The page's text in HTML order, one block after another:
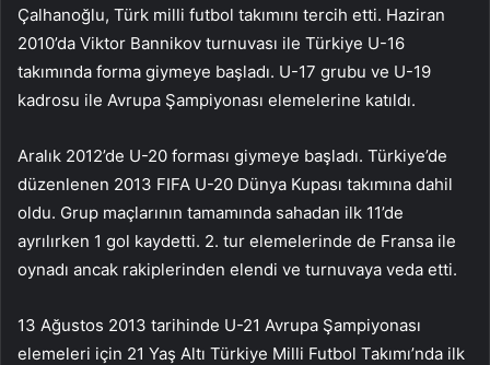
Çalhanoğlu, Türk milli futbol takımını tercih etti. Haziran
2010’da Viktor Bannikov turnuvası ile Türkiye U-16
takımında forma giymeye başladı. U-17 grubu ve U-19
kadrosu ile Avrupa Şampiyonası elemelerine katıldı.
Aralık 2012’de U-20 forması giymeye başladı. Türkiye’de
düzenlenen 2013 FIFA U-20 Dünya Kupası takımına dahil
oldu. Grup maçlarının tamamında sahadan ilk 11’de
ayrılırken 1 gol kaydetti. 2. tur elemelerinde de Fransa ile
oynadı ancak rakiplerinden elendi ve turnuvaya veda etti.
13 Ağustos 2013 tarihinde U-21 Avrupa Şampiyonası
elemeleri için 21 Yaş Altı Türkiye Milli Futbol Takımı’nda ilk